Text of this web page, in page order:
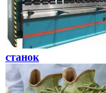
станок